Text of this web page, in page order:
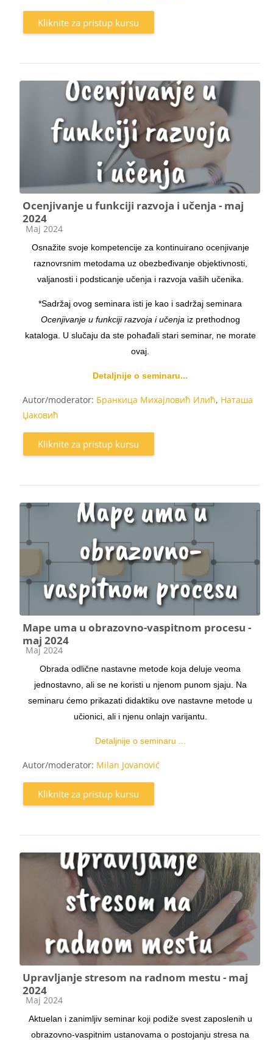
Kliknite za pristup kursu
Ocenjivanje u funkciji razvoja i učenja - maj
2024
Kategorija kursa
Maj 2024
Osnažite svoje kompetencije za kontinuirano ocenjivanje
raznovrsnim metodama uz obezbeđivanje objektivnosti,
valjanosti i podsticanje učenja i razvoja vaših učenika.
*Sadržaj ovog seminara isti je kao i sadržaj seminara
Ocenjivanje u funkciji razvoja i učenja iz prethodnog
kataloga. U slučaju da ste pohađali stari seminar, ne morate
ovaj.
Detaljnije o seminaru...
Autor/moderator: Бранкица Михајловић Илић, Наташа
Џаковић
Kliknite za pristup kursu
Mape uma u obrazovno-vaspitnom procesu -
maj 2024
Kategorija kursa
Maj 2024
Obrada odlične nastavne metode koja deluje veoma
jednostavno, ali se ne koristi u njenom punom sjaju. Na
seminaru ćemo prikazati didaktiku ove nastavne metode u
učionici, ali i njenu onlajn varijantu.
Detaljnije o seminaru ...
Autor/moderator: Milan Jovanović
Kliknite za pristup kursu
Upravljanje stresom na radnom mestu - maj
2024
Kategorija kursa
Maj 2024
Aktuelan i zanimljiv seminar koji podiže svest zaposlenih u
obrazovno-vaspitnim ustanovama o postojanju stresa na